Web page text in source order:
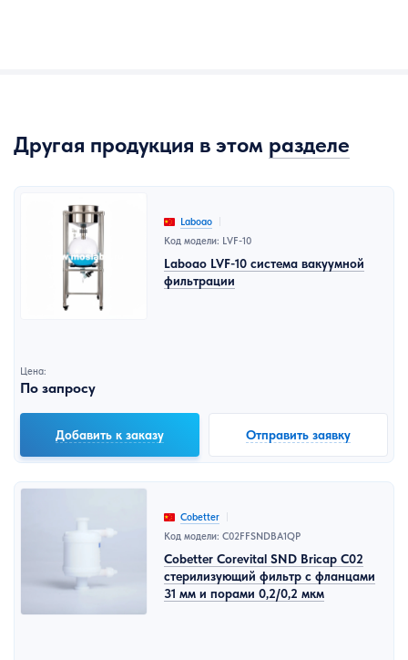
Другая продукция в этом разделе
Laboao
Код модели: LVF-10
Laboao LVF-10 система вакуумной
фильтрации
Цена:
По запросу
Добавить к заказу Отправить заявку
Cobetter
Код модели: C02FFSNDBA1QP
Cobetter Corevital SND Bricap C02
стерилизующий фильтр с фланцами
31 мм и порами 0,2/0,2 мкм